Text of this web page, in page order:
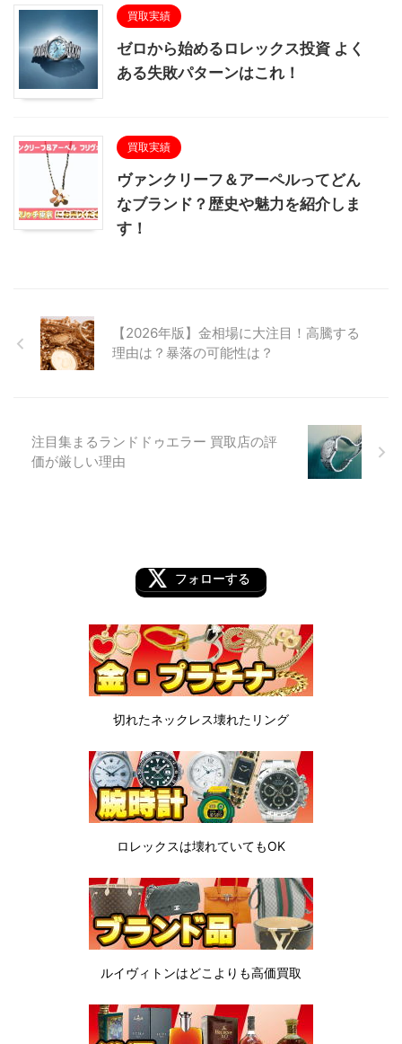
買取実績
ゼロから始めるロレックス投資 よく
ある失敗パターンはこれ！
買取実績
ヴァンクリーフ＆アーペルってどん
なブランド？歴史や魅力を紹介しま
す！
【2026年版】金相場に大注目！高騰する
理由は？暴落の可能性は？
注目集まるランドドゥエラー 買取店の評
価が厳しい理由
フォローする
切れたネックレス壊れたリング
ロレックスは壊れていてもOK
ルイヴィトンはどこよりも高価買取